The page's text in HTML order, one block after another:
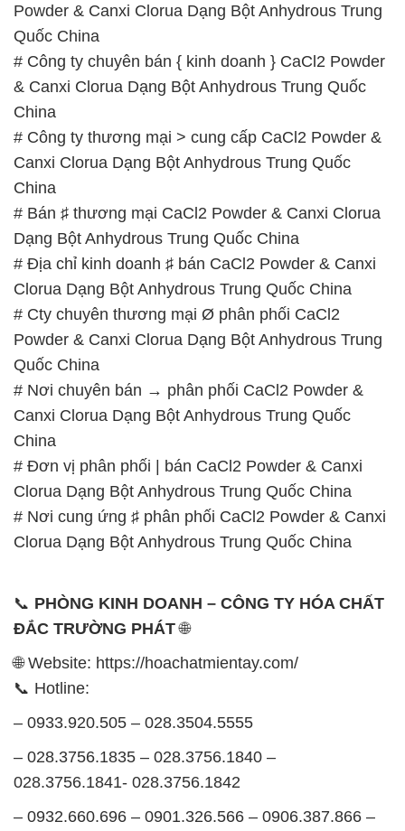
Powder & Canxi Clorua Dạng Bột Anhydrous Trung
Quốc China
# Công ty chuyên bán { kinh doanh } CaCl2 Powder
& Canxi Clorua Dạng Bột Anhydrous Trung Quốc
China
# Công ty thương mại > cung cấp CaCl2 Powder &
Canxi Clorua Dạng Bột Anhydrous Trung Quốc
China
# Bán ♯ thương mại CaCl2 Powder & Canxi Clorua
Dạng Bột Anhydrous Trung Quốc China
# Địa chỉ kinh doanh ♯ bán CaCl2 Powder & Canxi
Clorua Dạng Bột Anhydrous Trung Quốc China
# Cty chuyên thương mại Ø phân phối CaCl2
Powder & Canxi Clorua Dạng Bột Anhydrous Trung
Quốc China
# Nơi chuyên bán → phân phối CaCl2 Powder &
Canxi Clorua Dạng Bột Anhydrous Trung Quốc
China
# Đơn vị phân phối | bán CaCl2 Powder & Canxi
Clorua Dạng Bột Anhydrous Trung Quốc China
# Nơi cung ứng ♯ phân phối CaCl2 Powder & Canxi
Clorua Dạng Bột Anhydrous Trung Quốc China
📞 PHÒNG KINH DOANH – CÔNG TY HÓA CHẤT
ĐẮC TRƯỜNG PHÁT🌐
🌐 Website: https://hoachatmientay.com/
📞 Hotline:
– 0933.920.505 – 028.3504.5555
– 028.3756.1835 – 028.3756.1840 –
028.3756.1841- 028.3756.1842
– 0932.660.696 – 0901.326.566 – 0906.387.866 –